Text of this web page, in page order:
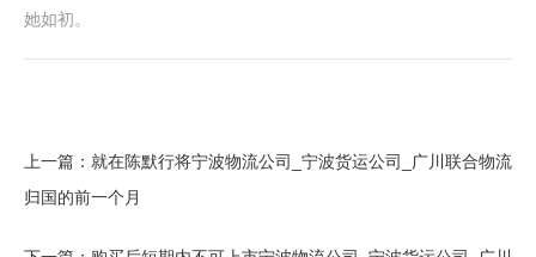
她如初。
上一篇： 就在陈默行将宁波物流公司_宁波货运公司_广川联合物流
归国的前一个月